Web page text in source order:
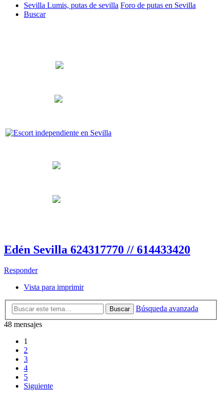
Sevilla Lumis, putas de sevilla Foro de putas en Sevilla
Buscar
Edén Sevilla 624317770 // 614433420
Responder
Vista para imprimir
Buscar
Búsqueda avanzada
48 mensajes
1
2
3
4
5
Siguiente